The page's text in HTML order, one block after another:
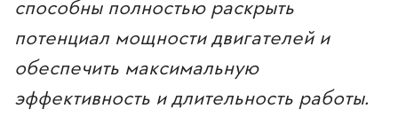
потенциал мощности двигателей и
обеспечить максимальную
эффективность и длительность работы.